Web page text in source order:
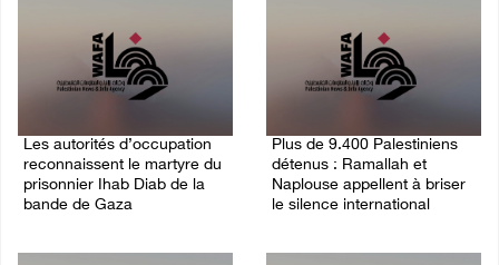
Les autorités d’occupation
reconnaissent le martyre du
prisonnier Ihab Diab de la
bande de Gaza
Plus de 9.400 Palestiniens
détenus : Ramallah et
Naplouse appellent à briser
le silence international